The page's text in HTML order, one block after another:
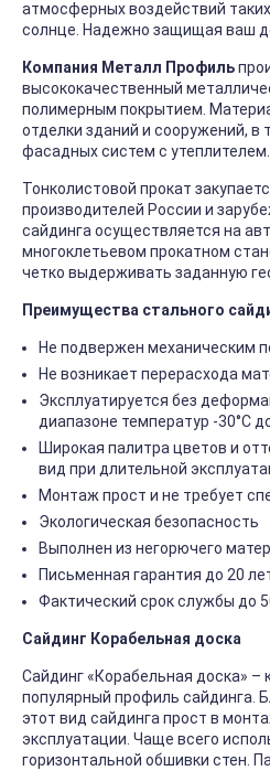
атмосферных воздействий
солнце. Надежно защищая ваш
Компания Металл Профиль
высококачественный
полимерным покрытием.
отделки зданий и сооружений, в
фасадных систем с утеплителем.
Тонколистовой прокат
производителей России и
сайдинга осуществляется на
многоклетьевом прокатном
четко выдерживать заданную
Преимущества стального
Не подвержен механическим
Не возникает перерасхода
Эксплуатируется без
диапазоне температур -30°C
Широкая палитра цветов и
вид при длительной
Монтаж прост и не требует
Экологическая безопасность
Выполнен из негорючего
Письменная гарантия до 20
Фактический срок службы до
Сайдинг Корабельная доска
Сайдинг «Корабельная доска» –
популярный профиль сайдинга.
этот вид сайдинга прост в
эксплуатации. Чаще всего
горизонтальной обшивки стен.